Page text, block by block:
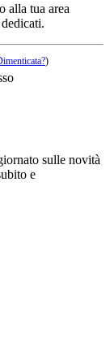
alla tua area
)
sulle novità
e